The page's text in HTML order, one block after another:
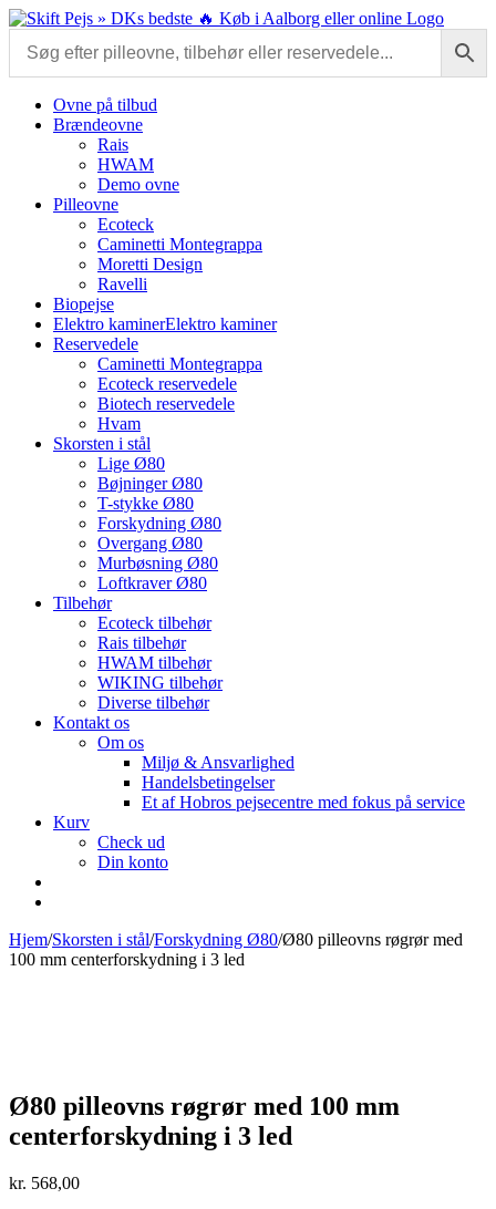
Skip
content
Ovne på tilbud
Brændeovne
Rais
HWAM
Demo ovne
Pilleovne
Ecoteck
Caminetti Montegrappa
Moretti Design
Ravelli
Biopejse
Elektro kaminerElektro kaminer
Reservedele
Caminetti Montegrappa
Ecoteck reservedele
Biotech reservedele
Hvam
Skorsten i stål
Lige Ø80
Bøjninger Ø80
T-stykke Ø80
Forskydning Ø80
Overgang Ø80
Murbøsning Ø80
Loftkraver Ø80
Tilbehør
Ecoteck tilbehør
Rais tilbehør
HWAM tilbehør
WIKING tilbehør
Diverse tilbehør
Kontakt os
Om os
Miljø & Ansvarlighed
Handelsbetingelser
Et af Hobros pejsecentre med fokus på service
Kurv
Check ud
Din konto
Hjem/Skorsten i stål/Forskydning Ø80/Ø80 pilleovns røgrør med
100 mm centerforskydning i 3 led
Ø80 pilleovns røgrør med 100 mm
centerforskydning i 3 led
kr. 568,00